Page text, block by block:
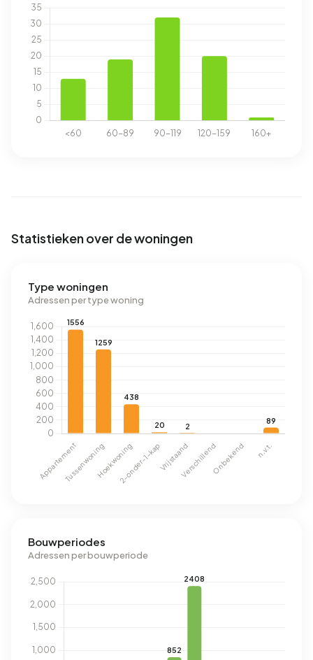
Statistieken over de woningen
Type woningen
Adressen per type woning
Bouwperiodes
Adressen per bouwperiode